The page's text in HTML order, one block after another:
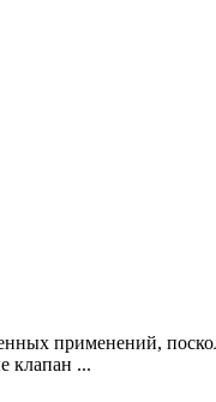
применений,
клапан ...